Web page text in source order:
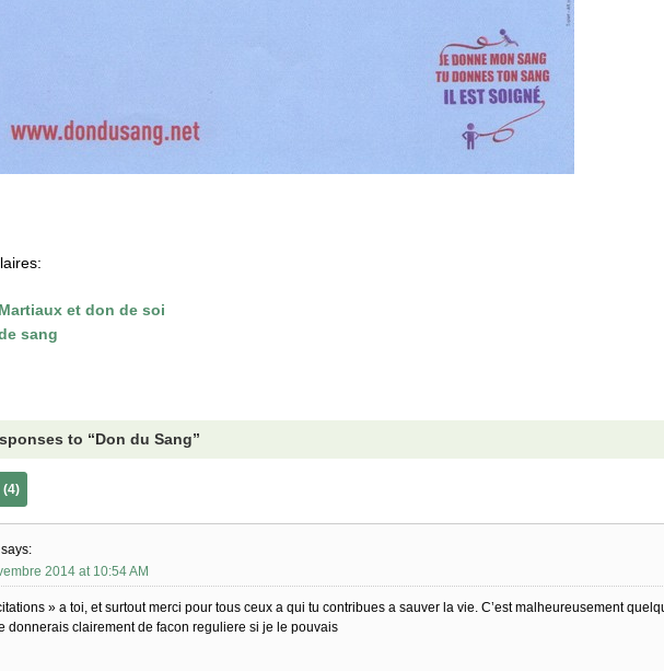
et don de soi
sang
to “Don du Sang”
(4)
says:
2014 at 10:54 AM
» a toi, et surtout merci pour tous ceux a qui tu contribues a sauver la vie. C’est malheureusement
donnerais clairement de facon reguliere si je le pouvais